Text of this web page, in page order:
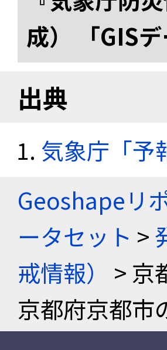
成） 「GIS
出典
気象庁「予
Geoshapeリ
ータセット >
戒情報）
> 京
京都府京都市